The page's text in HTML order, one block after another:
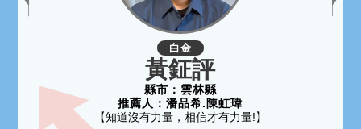
白金
黃鉦評
縣市： 雲林縣
推薦人：潘品希.陳虹瑋
【知道沒有力量，相信才有力量!】